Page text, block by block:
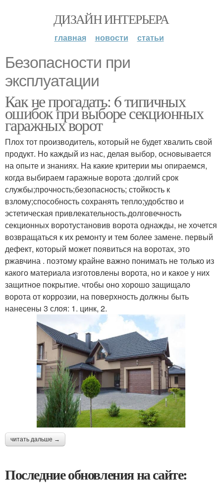
ДИЗАЙН ИНТЕРЬЕРА
главная новости статьи
Безопасности при
эксплуатации
Как не прогадать: 6 типичных
ошибок при выборе секционных
гаражных ворот
Плох тот производитель, который не будет хвалить свой
продукт. Но каждый из нас, делая выбор, основывается
на опыте и знаниях. На какие критерии мы опираемся,
когда выбираем гаражные ворота :долгий срок
службы;прочность;безопасность; стойкость к
взлому;способность сохранять тепло;удобство и
эстетическая привлекательность.долговечность
секционных воротустановив ворота однажды, не хочется
возвращаться к их ремонту и тем более замене. первый
дефект, который может появиться на воротах, это
ржавчина . поэтому крайне важно понимать не только из
какого материала изготовлены ворота, но и какое у них
защитное покрытие. чтобы оно хорошо защищало
ворота от коррозии, на поверхность должны быть
нанесены 3 слоя: 1. цинк, 2.
читать дальше →
Последние обновления на сайте: